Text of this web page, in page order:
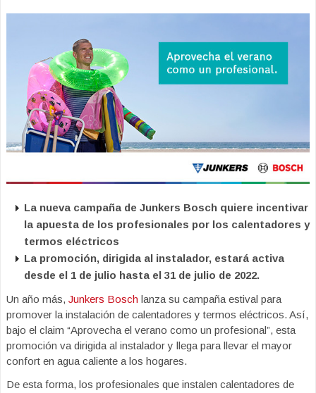
La nueva campaña de Junkers Bosch quiere incentivar
la apuesta de los profesionales por los calentadores y
termos eléctricos
La promoción, dirigida al instalador, estará activa
desde el 1 de julio hasta el 31 de julio de 2022.
Un año más, Junkers Bosch lanza su campaña estival para
promover la instalación de calentadores y termos eléctricos. Así,
bajo el claim “Aprovecha el verano como un profesional”, esta
promoción va dirigida al instalador y llega para llevar el mayor
confort en agua caliente a los hogares.
De esta forma, los profesionales que instalen calentadores de